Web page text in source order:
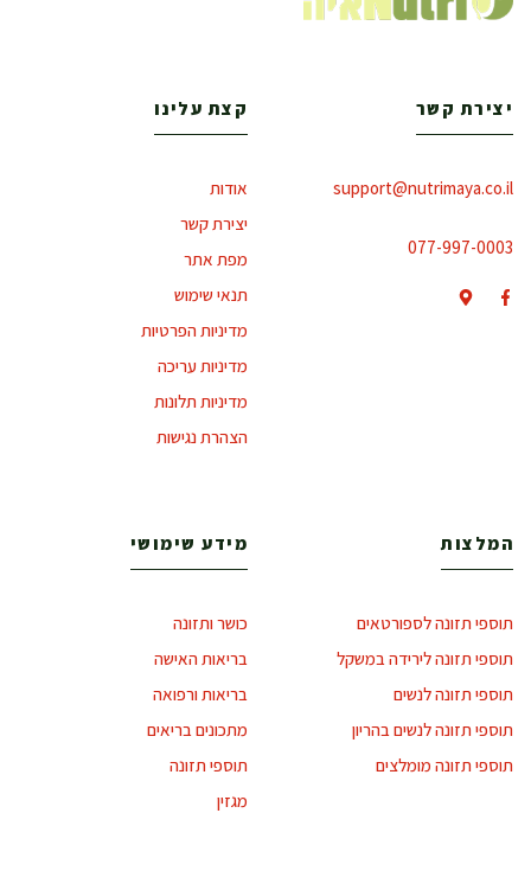
יצירת קשר
support@nutrimaya.co.il
077-997-0003
קצת עלינו
אודות
יצירת קשר
מפת אתר
תנאי שימוש
מדיניות הפרטיות
מדיניות עריכה
מדיניות תלונות
הצהרת נגישות
המלצות
תוספי תזונה לספורטאים
תוספי תזונה לירידה במשקל
תוספי תזונה לנשים
תוספי תזונה לנשים בהריון
תוספי תזונה מומלצים
מידע שימושי
כושר ותזונה
בריאות האישה
בריאות ורפואה
מתכונים בריאים
תוספי תזונה
מגזין